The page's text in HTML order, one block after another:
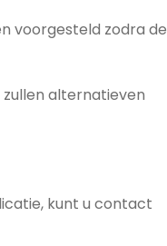
voorgesteld zodra de
alternatieven
kunt u contact